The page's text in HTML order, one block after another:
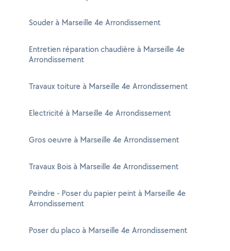
Souder à Marseille 4e Arrondissement
Entretien réparation chaudière à Marseille 4e
Arrondissement
Travaux toiture à Marseille 4e Arrondissement
Electricité à Marseille 4e Arrondissement
Gros oeuvre à Marseille 4e Arrondissement
Travaux Bois à Marseille 4e Arrondissement
Peindre - Poser du papier peint à Marseille 4e
Arrondissement
Poser du placo à Marseille 4e Arrondissement